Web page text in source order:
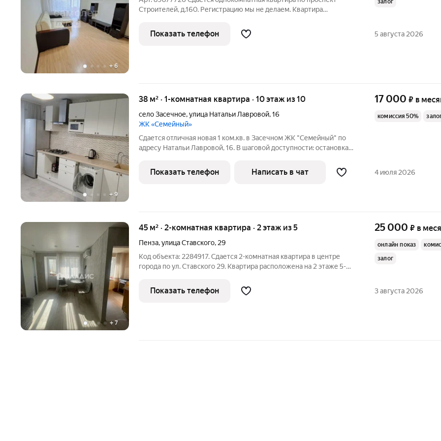
+ 6
Строителей, д.160. Регистрацию мы не делаем. Квартира
квартире хороший евроремонт и есть все для комфортного
проживания. Условия
залог
Показать телефон 5 августа 2026
+ 9
38 м² · 1-комнатная квартира · 10 этаж из 10
село Засечное,улица Натальи Лавровой,16
ЖК «Семейный»
Сдается отличная новая 1 ком.кв. в Засечном ЖК "Семейный" по
адресу Натальи Лавровой, 16. В шаговой доступности: остановка
Имеется мебель и бытовая техника: стиральная машина,
холодильник,
17 000 ₽ в
комиссия 50%
Показать телефон Написать в чат 4 июля 2026
+ 7
45 м² · 2-комнатная квартира · 2 этаж из 5
Пенза,улица Ставского, 29
Код объекта: 2284917. Сдается 2-комнатная квартира в центре
города по ул. Ставского 29. Квартира расположена на 2 этаже 5-
площадь 22 кв.м. Кухня 6 кв.м. В квартире сделан современный
ремонт и
25 000 ₽ в
онлайн показ
залог
Показать телефон 3 августа 2026